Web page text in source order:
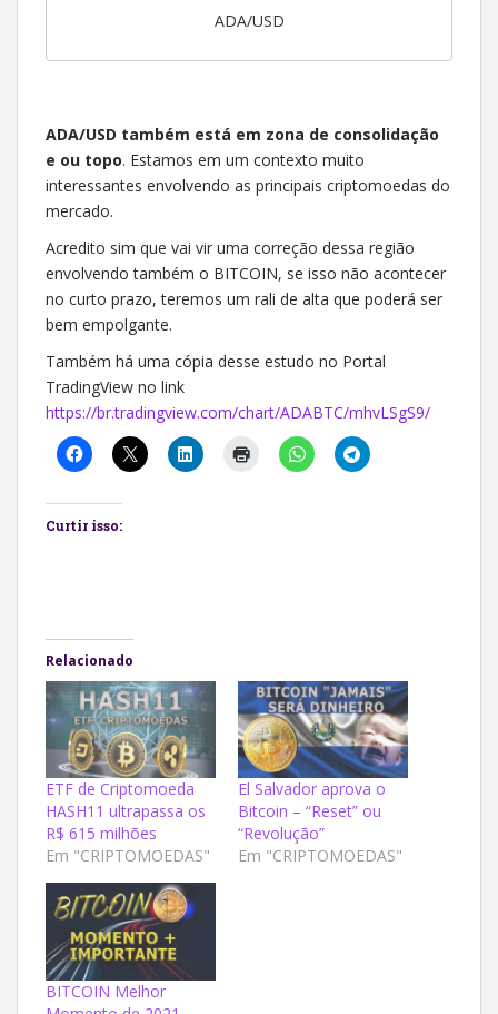
ADA/USD
ADA/USD também está em zona de consolidação
e ou topo. Estamos em um contexto muito
interessantes envolvendo as principais criptomoedas do
mercado.
Acredito sim que vai vir uma correção dessa região
envolvendo também o BITCOIN, se isso não acontecer
no curto prazo, teremos um rali de alta que poderá ser
bem empolgante.
Também há uma cópia desse estudo no Portal
TradingView no link
https://br.tradingview.com/chart/ADABTC/mhvLSgS9/
Curtir isso:
Relacionado
ETF de Criptomoeda
HASH11 ultrapassa os
R$ 615 milhões
Em "CRIPTOMOEDAS"
El Salvador aprova o
Bitcoin – “Reset” ou
“Revolução”
Em "CRIPTOMOEDAS"
BITCOIN Melhor